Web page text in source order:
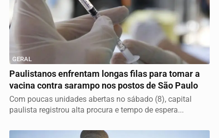
GERAL
Paulistanos enfrentam longas filas para tomar a
vacina contra sarampo nos postos de São Paulo
Com poucas unidades abertas no sábado (8), capital
paulista registrou alta procura e tempo de espera...